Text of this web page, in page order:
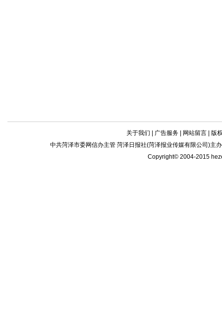
关于我们 广告服务| 网站留言| 版
中共菏泽市委网信办主管 菏泽日报社(菏泽报业传媒有限公司)主
Copyright© 2004-2015